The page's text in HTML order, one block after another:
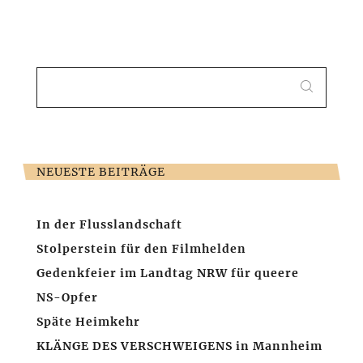
SEARCH
NEUESTE BEITRÄGE
In der Flusslandschaft
Stolperstein für den Filmhelden
Gedenkfeier im Landtag NRW für queere
NS-Opfer
Späte Heimkehr
KLÄNGE DES VERSCHWEIGENS in Mannheim